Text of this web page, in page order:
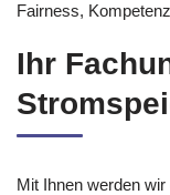
Fairness,
Ihr
Mit Ihnen werden